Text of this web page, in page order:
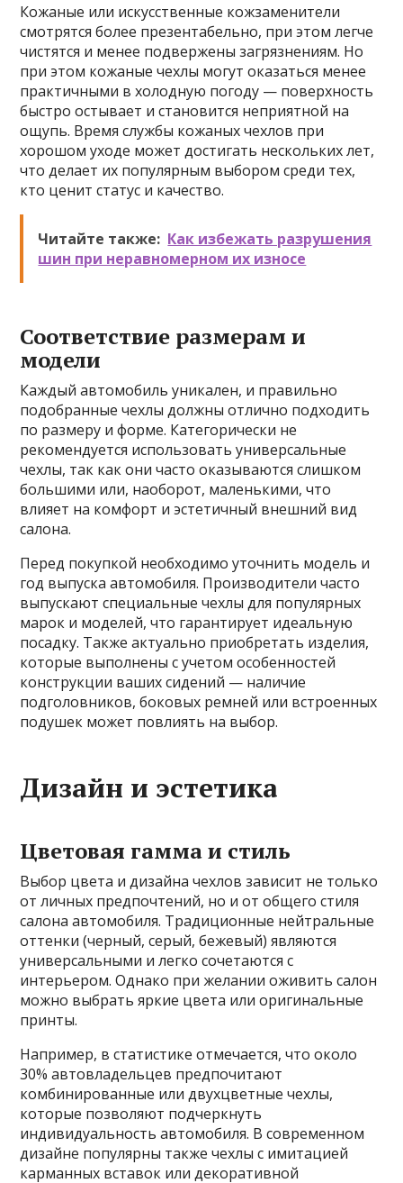
Кожаные или искусственные кожзаменители
смотрятся более презентабельно, при этом легче
чистятся и менее подвержены загрязнениям. Но
при этом кожаные чехлы могут оказаться менее
практичными в холодную погоду — поверхность
быстро остывает и становится неприятной на
ощупь. Время службы кожаных чехлов при
хорошом уходе может достигать нескольких лет,
что делает их популярным выбором среди тех,
кто ценит статус и качество.
Читайте также: Как избежать разрушения
шин при неравномерном их износе
Соответствие размерам и
модели
Каждый автомобиль уникален, и правильно
подобранные чехлы должны отлично подходить
по размеру и форме. Категорически не
рекомендуется использовать универсальные
чехлы, так как они часто оказываются слишком
большими или, наоборот, маленькими, что
влияет на комфорт и эстетичный внешний вид
салона.
Перед покупкой необходимо уточнить модель и
год выпуска автомобиля. Производители часто
выпускают специальные чехлы для популярных
марок и моделей, что гарантирует идеальную
посадку. Также актуально приобретать изделия,
которые выполнены с учетом особенностей
конструкции ваших сидений — наличие
подголовников, боковых ремней или встроенных
подушек может повлиять на выбор.
Дизайн и эстетика
Цветовая гамма и стиль
Выбор цвета и дизайна чехлов зависит не только
от личных предпочтений, но и от общего стиля
салона автомобиля. Традиционные нейтральные
оттенки (черный, серый, бежевый) являются
универсальными и легко сочетаются с
интерьером. Однако при желании оживить салон
можно выбрать яркие цвета или оригинальные
принты.
Например, в статистике отмечается, что около
30% автовладельцев предпочитают
комбинированные или двухцветные чехлы,
которые позволяют подчеркнуть
индивидуальность автомобиля. В современном
дизайне популярны также чехлы с имитацией
карманных вставок или декоративной